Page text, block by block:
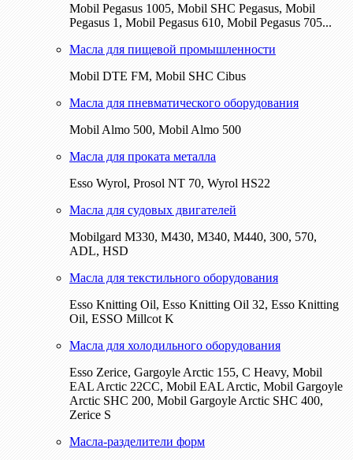
Mobil Pegasus 1005, Mobil SHC Pegasus, Mobil
Pegasus 1, Mobil Pegasus 610, Mobil Pegasus 705...
Масла для пищевой промышленности
Mobil DTE FM, Mobil SHC Cibus
Масла для пневматического оборудования
Mobil Almo 500, Mobil Almo 500
Масла для проката металла
Esso Wyrol, Prosol NT 70, Wyrol HS22
Масла для судовых двигателей
Mobilgard M330, M430, M340, M440, 300, 570,
ADL, HSD
Масла для текстильного оборудования
Esso Knitting Oil, Esso Knitting Oil 32, Esso Knitting
Oil, ESSO Millcot K
Масла для холодильного оборудования
Esso Zerice, Gargoyle Arctic 155, С Heavy, Mobil
EAL Arctic 22CC, Mobil EAL Arctic, Mobil Gargoyle
Arctic SHC 200, Mobil Gargoyle Arctic SHC 400,
Zerice S
Масла-разделители форм